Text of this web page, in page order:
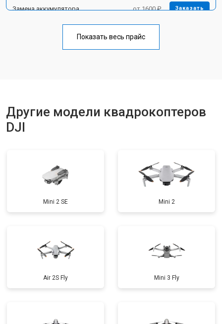
Замена аккумулятора от 1600 ₽ Заказать
от 1800 ₽
Показать весь прайс
Другие модели квадрокоптеров
DJI
Mini 2 SE Mini 2
Air 2S Fly Mini 3 Fly